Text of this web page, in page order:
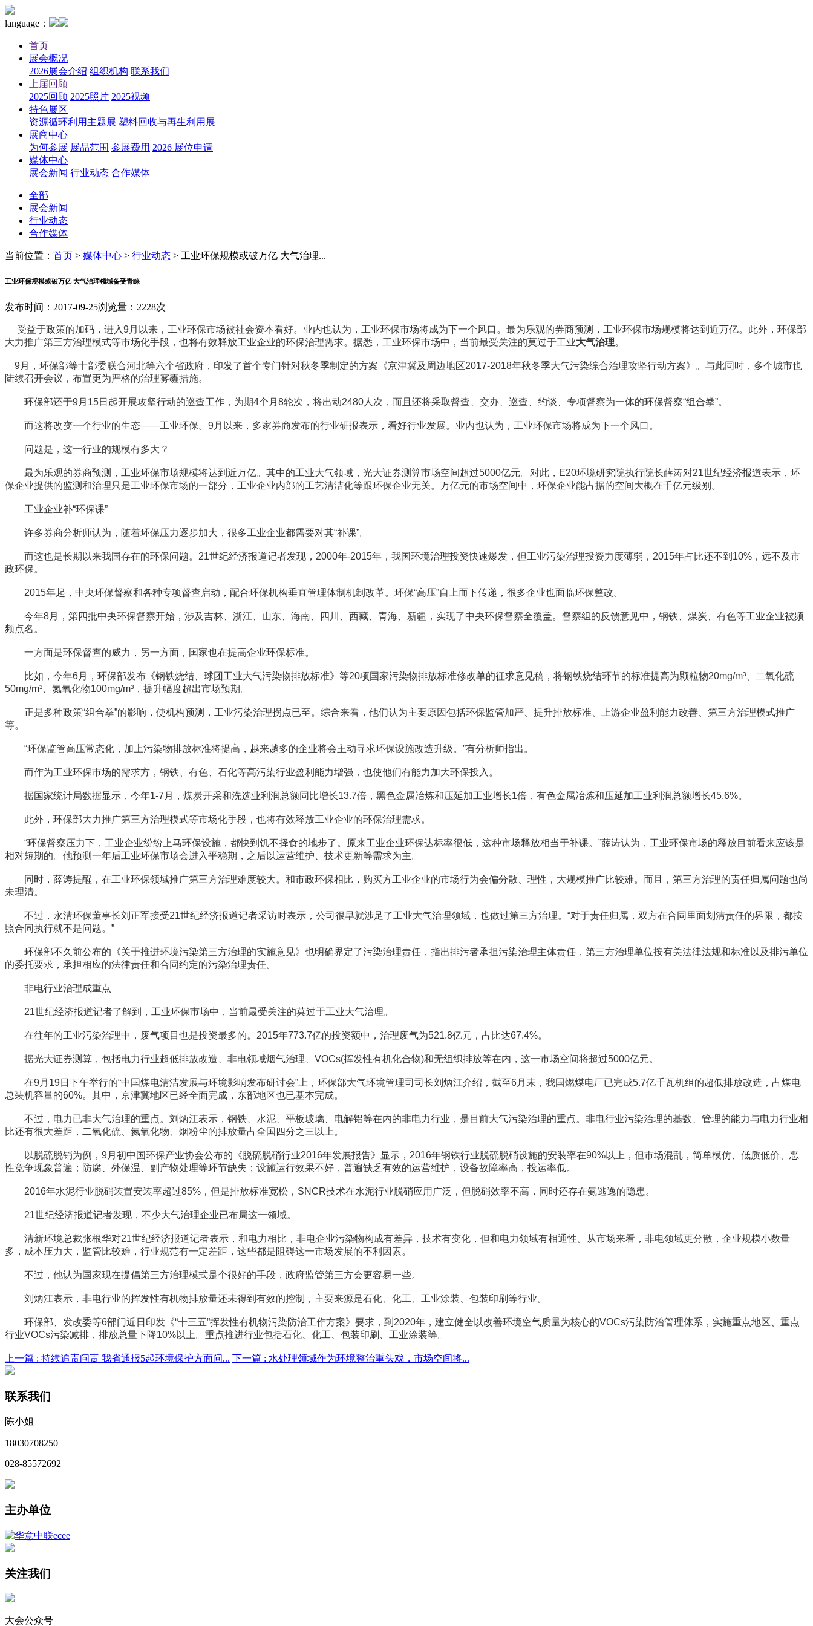
language：
首页
展会概况
2026展会介绍 组织机构 联系我们
上届回顾
2025回顾 2025照片 2025视频
特色展区
资源循环利用主题展 塑料回收与再生利用展
展商中心
为何参展 展品范围 参展费用 2026 展位申请
媒体中心
展会新闻 行业动态 合作媒体
全部
展会新闻
行业动态
合作媒体
当前位置： 首页 > 媒体中心 > 行业动态 > 工业环保规模或破万亿 大气治理...
工业环保规模或破万亿 大气治理领域备受青睐
发布时间：2017-09-25浏览量：2228次
受益于政策的加码，进入9月以来，工业环保市场被社会资本看好。业内也认为，工业环保市场将成为下一个风口。最为乐观的券商预测，工业环保市场规模将达到近万亿。此外，环保部
大力推广第三方治理模式等市场化手段，也将有效释放工业企业的环保治理需求。据悉，工业环保市场中，当前最受关注的莫过于工业大气治理。
9月，环保部等十部委联合河北等六个省政府，印发了首个专门针对秋冬季制定的方案《京津冀及周边地区2017-2018年秋冬季大气污染综合治理攻坚行动方案》。与此同时，多个城市也
陆续召开会议，布置更为严格的治理雾霾措施。
环保部还于9月15日起开展攻坚行动的巡查工作，为期4个月8轮次，将出动2480人次，而且还将采取督查、交办、巡查、约谈、专项督察为一体的环保督察“组合拳”。
而这将改变一个行业的生态——工业环保。9月以来，多家券商发布的行业研报表示，看好行业发展。业内也认为，工业环保市场将成为下一个风口。
问题是，这一行业的规模有多大？
最为乐观的券商预测，工业环保市场规模将达到近万亿。其中的工业大气领域，光大证券测算市场空间超过5000亿元。对此，E20环境研究院执行院长薛涛对21世纪经济报道表示，环
保企业提供的监测和治理只是工业环保市场的一部分，工业企业内部的工艺清洁化等跟环保企业无关。万亿元的市场空间中，环保企业能占据的空间大概在千亿元级别。
工业企业补“环保课”
许多券商分析师认为，随着环保压力逐步加大，很多工业企业都需要对其“补课”。
而这也是长期以来我国存在的环保问题。21世纪经济报道记者发现，2000年-2015年，我国环境治理投资快速爆发，但工业污染治理投资力度薄弱，2015年占比还不到10%，远不及市
政环保。
2015年起，中央环保督察和各种专项督查启动，配合环保机构垂直管理体制机制改革。环保“高压”自上而下传递，很多企业也面临环保整改。
今年8月，第四批中央环保督察开始，涉及吉林、浙江、山东、海南、四川、西藏、青海、新疆，实现了中央环保督察全覆盖。督察组的反馈意见中，钢铁、煤炭、有色等工业企业被频
频点名。
一方面是环保督查的威力，另一方面，国家也在提高企业环保标准。
比如，今年6月，环保部发布《钢铁烧结、球团工业大气污染物排放标准》等20项国家污染物排放标准修改单的征求意见稿，将钢铁烧结环节的标准提高为颗粒物20mg/m³、二氧化硫
50mg/m³、氮氧化物100mg/m³，提升幅度超出市场预期。
正是多种政策“组合拳”的影响，使机构预测，工业污染治理拐点已至。综合来看，他们认为主要原因包括环保监管加严、提升排放标准、上游企业盈利能力改善、第三方治理模式推广
等。
“环保监管高压常态化，加上污染物排放标准将提高，越来越多的企业将会主动寻求环保设施改造升级。”有分析师指出。
而作为工业环保市场的需求方，钢铁、有色、石化等高污染行业盈利能力增强，也使他们有能力加大环保投入。
据国家统计局数据显示，今年1-7月，煤炭开采和洗选业利润总额同比增长13.7倍，黑色金属冶炼和压延加工业增长1倍，有色金属冶炼和压延加工业利润总额增长45.6%。
此外，环保部大力推广第三方治理模式等市场化手段，也将有效释放工业企业的环保治理需求。
“环保督察压力下，工业企业纷纷上马环保设施，都快到饥不择食的地步了。原来工业企业环保达标率很低，这种市场释放相当于补课。”薛涛认为，工业环保市场的释放目前看来应该是
相对短期的。他预测一年后工业环保市场会进入平稳期，之后以运营维护、技术更新等需求为主。
同时，薛涛提醒，在工业环保领域推广第三方治理难度较大。和市政环保相比，购买方工业企业的市场行为会偏分散、理性，大规模推广比较难。而且，第三方治理的责任归属问题也尚
未理清。
不过，永清环保董事长刘正军接受21世纪经济报道记者采访时表示，公司很早就涉足了工业大气治理领域，也做过第三方治理。“对于责任归属，双方在合同里面划清责任的界限，都按
照合同执行就不是问题。”
环保部不久前公布的《关于推进环境污染第三方治理的实施意见》也明确界定了污染治理责任，指出排污者承担污染治理主体责任，第三方治理单位按有关法律法规和标准以及排污单位
的委托要求，承担相应的法律责任和合同约定的污染治理责任。
非电行业治理成重点
21世纪经济报道记者了解到，工业环保市场中，当前最受关注的莫过于工业大气治理。
在往年的工业污染治理中，废气项目也是投资最多的。2015年773.7亿的投资额中，治理废气为521.8亿元，占比达67.4%。
据光大证券测算，包括电力行业超低排放改造、非电领域烟气治理、VOCs(挥发性有机化合物)和无组织排放等在内，这一市场空间将超过5000亿元。
在9月19日下午举行的“中国煤电清洁发展与环境影响发布研讨会”上，环保部大气环境管理司司长刘炳江介绍，截至6月末，我国燃煤电厂已完成5.7亿千瓦机组的超低排放改造，占煤电
总装机容量的60%。其中，京津冀地区已经全面完成，东部地区也已基本完成。
不过，电力已非大气治理的重点。刘炳江表示，钢铁、水泥、平板玻璃、电解铝等在内的非电力行业，是目前大气污染治理的重点。非电行业污染治理的基数、管理的能力与电力行业相
比还有很大差距，二氧化硫、氮氧化物、烟粉尘的排放量占全国四分之三以上。
以脱硫脱销为例，9月初中国环保产业协会公布的《脱硫脱硝行业2016年发展报告》显示，2016年钢铁行业脱硫脱硝设施的安装率在90%以上，但市场混乱，简单模仿、低质低价、恶
性竞争现象普遍；防腐、外保温、副产物处理等环节缺失；设施运行效果不好，普遍缺乏有效的运营维护，设备故障率高，投运率低。
2016年水泥行业脱硝装置安装率超过85%，但是排放标准宽松，SNCR技术在水泥行业脱硝应用广泛，但脱硝效率不高，同时还存在氨逃逸的隐患。
21世纪经济报道记者发现，不少大气治理企业已布局这一领域。
清新环境总裁张根华对21世纪经济报道记者表示，和电力相比，非电企业污染物构成有差异，技术有变化，但和电力领域有相通性。从市场来看，非电领域更分散，企业规模小数量
多，成本压力大，监管比较难，行业规范有一定差距，这些都是阻碍这一市场发展的不利因素。
不过，他认为国家现在提倡第三方治理模式是个很好的手段，政府监管第三方会更容易一些。
刘炳江表示，非电行业的挥发性有机物排放量还未得到有效的控制，主要来源是石化、化工、工业涂装、包装印刷等行业。
环保部、发改委等6部门近日印发《“十三五”挥发性有机物污染防治工作方案》要求，到2020年，建立健全以改善环境空气质量为核心的VOCs污染防治管理体系，实施重点地区、重点
行业VOCs污染减排，排放总量下降10%以上。重点推进行业包括石化、化工、包装印刷、工业涂装等。
上一篇 : 持续追责问责 我省通报5起环境保护方面问... 下一篇 : 水处理领域作为环境整治重头戏，市场空间将...
联系我们
陈小姐
18030708250
028-85572692
主办单位
关注我们
大会公众号